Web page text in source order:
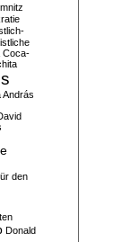
Coca-
András
den
Donald